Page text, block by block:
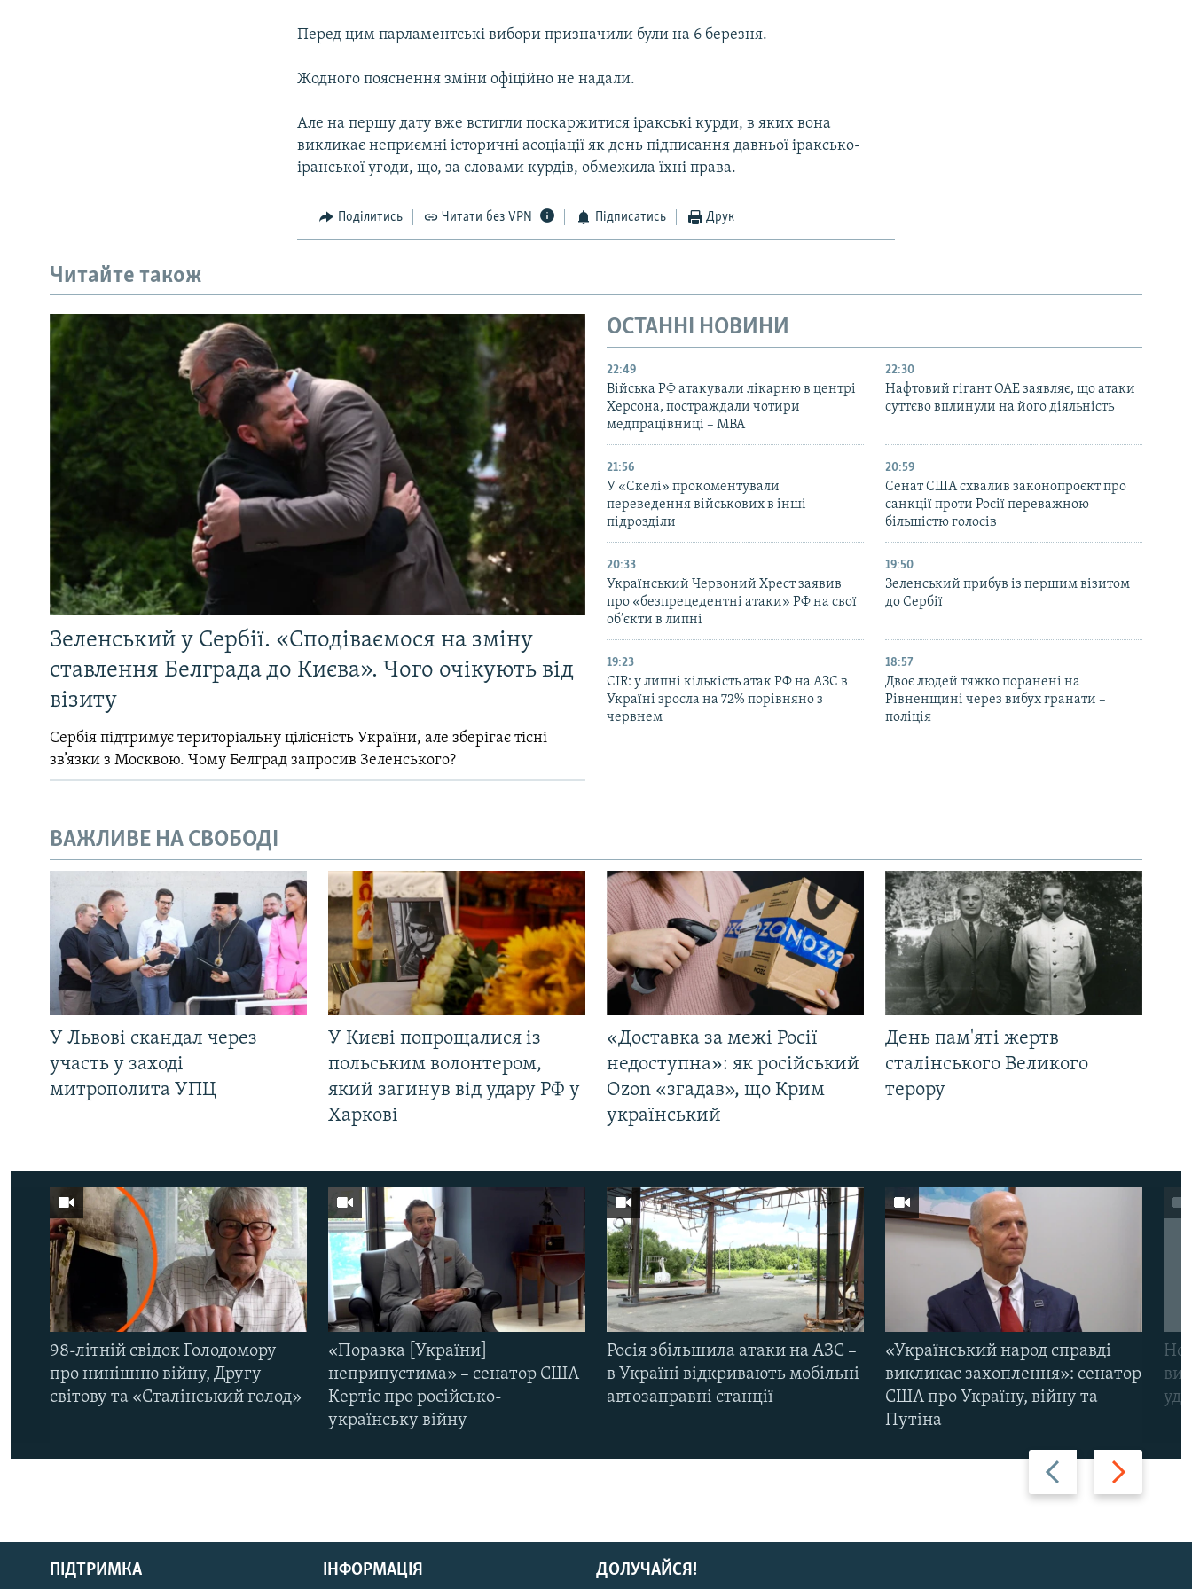
РУС
Перед цим парламентські вибори призначили були на 6 березня.
Жодного пояснення зміни офіційно не надали.
Але на першу дату вже встигли поскаржитися іракські курди, в яких вона
викликає неприємні історичні асоціації як день підписання давньої іраксько-
іранської угоди, що, за словами курдів, обмежила їхні права.
Поділитись Читати без VPN Підписатись Друк
Читайте також
Зеленський у Сербії. «Сподіваємося на зміну
ставлення Белграда до Києва». Чого очікують від
візиту
Сербія підтримує територіальну цілісність України, але зберігає тісні
зв’язки з Москвою. Чому Белград запросив Зеленського?
ОСТАННІ НОВИНИ
22:49
Війська РФ атакували лікарню в центрі
Херсона, постраждали чотири
медпрацівниці – МВА
22:30
Нафтовий гігант ОАЕ заявляє, що атаки
суттєво вплинули на його діяльність
21:56
У «Скелі» прокоментували
переведення військових в інші
підрозділи
20:59
Cенат США схвалив законопроєкт про
санкції проти Росії переважною
більшістю голосів
20:33
Український Червоний Хрест заявив
про «безпрецедентні атаки» РФ на свої
об’єкти в липні
19:50
Зеленський прибув із першим візитом
до Сербії
19:23
CIR: у липні кількість атак РФ на АЗС в
Україні зросла на 72% порівняно з
червнем
18:57
Двоє людей тяжко поранені на
Рівненщині через вибух гранати –
поліція
ВАЖЛИВЕ НА СВОБОДІ
У Львові скандал через
участь у заході
митрополита УПЦ
У Києві попрощалися із
польським волонтером,
який загинув від удару РФ у
Харкові
«Доставка за межі Росії
недоступна»: як російський
Ozon «згадав», що Крим
український
День пам'яті жертв
сталінського Великого
терору
Назад Вперед
98-літній свідок Голодомору
про нинішню війну, Другу
світову та «Сталінський голод»
«Поразка [України]
неприпустима» – сенатор США
Кертіс про російсько-
українську війну
Росія збільшила атаки на АЗС –
в Україні відкривають мобільні
автозаправні станції
«Український народ справді
викликає захоплення»: сенатор
США про Україну, війну та
Путіна
ДОЛУЧАЙСЯ!
ПІДТРИМКА ІНФОРМАЦІЯ